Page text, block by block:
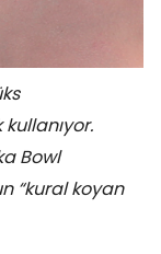
Bowl
“kural koyan